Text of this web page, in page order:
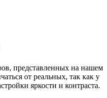
представленных на нашем
от реальных, так как у
яркости и контраста.